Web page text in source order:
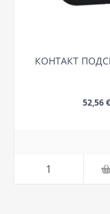
КОНТАКТ
52,56